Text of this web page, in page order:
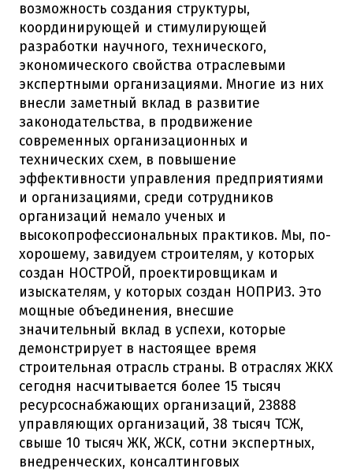
возможность создания структуры,
координирующей и стимулирующей
разработки научного, технического,
экономического свойства отраслевыми
экспертными организациями. Многие из них
внесли заметный вклад в развитие
законодательства, в продвижение
современных организационных и
технических схем, в повышение
эффективности управления предприятиями
и организациями, среди сотрудников
организаций немало ученых и
высокопрофессиональных практиков. Мы, по-
хорошему, завидуем строителям, у которых
создан НОСТРОЙ, проектировщикам и
изыскателям, у которых создан НОПРИЗ. Это
мощные объединения, внесшие
значительный вклад в успехи, которые
демонстрирует в настоящее время
строительная отрасль страны. В отраслях ЖКХ
сегодня насчитывается более 15 тысяч
ресурсоснабжающих организаций, 23888
управляющих организаций, 38 тысяч ТСЖ,
свыше 10 тысяч ЖК, ЖСК, сотни экспертных,
внедренческих, консалтинговых